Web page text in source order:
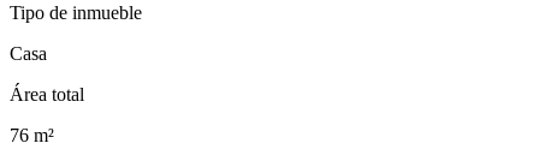
Tipo de inmueble
Casa
Área total
76 m²